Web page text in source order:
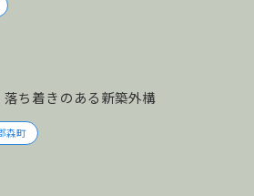
ち着きのある新築外構
森町